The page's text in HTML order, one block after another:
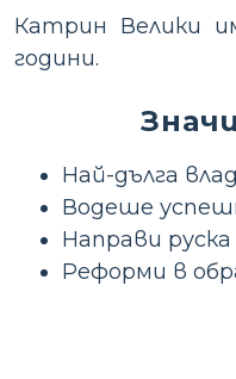
Катрин Велики
години.
Най-дълга
Водеше
Направи
Реформи в